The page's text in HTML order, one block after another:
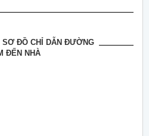
SƠ ĐỒ CHỈ DẪN ĐƯỜNG
ĐẾN NHÀ